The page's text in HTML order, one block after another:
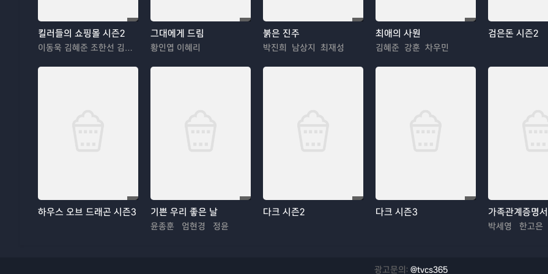
킬러들의 쇼핑몰 시즌2
이동욱 김혜준 조한선 김해나
그대에게 드림
황인엽 이혜리
붉은 진주
박진희 남상지 최재성
최애의 사원
김혜준 강훈 차우민
검은돈 시즌2
하우스 오브 드래곤 시즌3 기쁜 우리 좋은 날
윤종훈 엄현경 정윤
다크 시즌2 다크 시즌3 가족관계증명서
박세영 한고은
광고문의: @tvcs365